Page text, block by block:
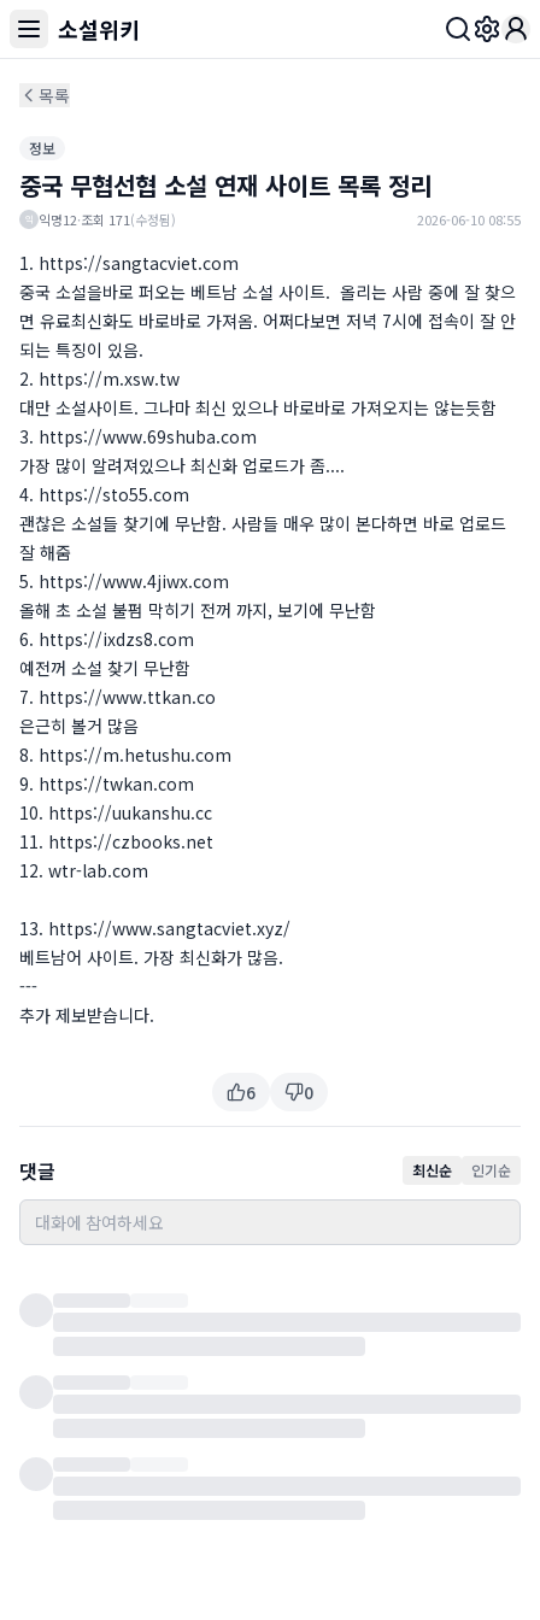
소설위키
목록
정보
중국 무협선협 소설 연재 사이트 목록 정리
익 익명12·조회 171(수정됨) 2026-06-10 08:55
1. https://sangtacviet.com
중국 소설을바로 퍼오는 베트남 소설 사이트. 올리는 사람 중에 잘 찾으
면 유료최신화도 바로바로 가져옴. 어쩌다보면 저녁 7시에 접속이 잘 안
되는 특징이 있음.
2. https://m.xsw.tw
대만 소설사이트. 그나마 최신 있으나 바로바로 가져오지는 않는듯함
3. https://www.69shuba.com
가장 많이 알려져있으나 최신화 업로드가 좀....
4. https://sto55.com
괜찮은 소설들 찾기에 무난함. 사람들 매우 많이 본다하면 바로 업로드
잘 해줌
5. https://www.4jiwx.com
올해 초 소설 불펌 막히기 전꺼 까지, 보기에 무난함
6. https://ixdzs8.com
예전꺼 소설 찾기 무난함
7. https://www.ttkan.co
은근히 볼거 많음
8. https://m.hetushu.com
9. https://twkan.com
10. https://uukanshu.cc
11. https://czbooks.net
12. wtr-lab.com
13. https://www.sangtacviet.xyz/
베트남어 사이트. 가장 최신화가 많음.
---
추가 제보받습니다.
6 0
댓글 최신순 인기순
대화에 참여하세요